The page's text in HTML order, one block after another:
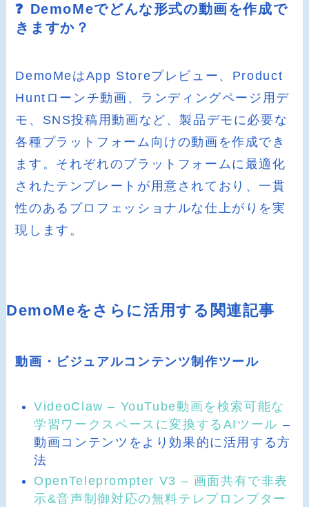
❓ DemoMeでどんな形式の動画を作成で
きますか？
DemoMeはApp Storeプレビュー、Product
Huntローンチ動画、ランディングページ用デ
モ、SNS投稿用動画など、製品デモに必要な
各種プラットフォーム向けの動画を作成でき
ます。それぞれのプラットフォームに最適化
されたテンプレートが用意されており、一貫
性のあるプロフェッショナルな仕上がりを実
現します。
DemoMeをさらに活用する関連記事
動画・ビジュアルコンテンツ制作ツール
VideoClaw – YouTube動画を検索可能な
学習ワークスペースに変換するAIツール –
動画コンテンツをより効果的に活用する方
法
OpenTeleprompter V3 – 画面共有で非表
示&音声制御対応の無料テレプロンプター